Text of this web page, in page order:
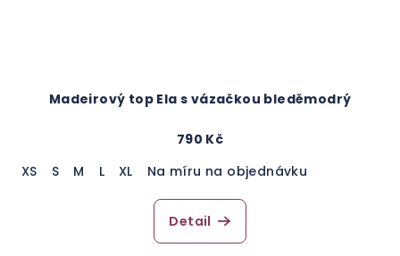
Madeirový top Ela s vázačkou bleděmodrý
790 Kč
XS
S M L XL Na míru na objednávku
Detail